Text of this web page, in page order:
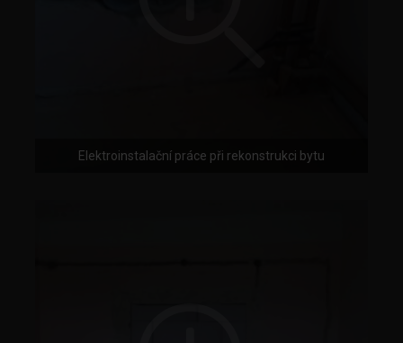
Elektroinstalační práce při rekonstrukci bytu